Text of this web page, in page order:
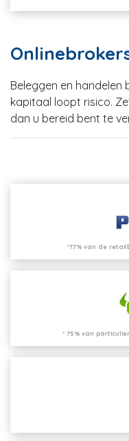
Beleggen en handelen
kapitaal loopt risico.
dan u bereid bent te
*77% van de
* 75% van